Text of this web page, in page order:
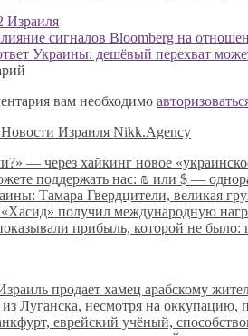
Израиля
сигналов Bloomberg на
Украины: дешёвый перехват
вам необходимо
Израиля Nikk.Agency
— через хайкинг новое
поддержать нас: ₪ или $ —
Тамара Гвердцители, великая
получил международную
прибыль, которой не
продает хамец арабскому
Луганска, несмотря на оккупацию,
еврейский учёный,